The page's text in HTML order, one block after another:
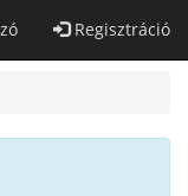
Regisztráció